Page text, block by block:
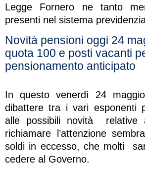
Legge Fornero ne tanto
presenti nel sistema
Novità pensioni oggi 24
quota 100 e posti vacanti
pensionamento anticipato
In questo venerdì 24
dibattere tra i vari esponenti
alle possibili novità relative
richiamare l’attenzione
soldi in eccesso, che molti
cedere al Governo.